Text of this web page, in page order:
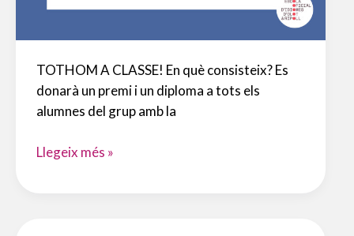
TOTHOM A CLASSE! En què consisteix? Es
donarà un premi i un diploma a tots els
alumnes del grup amb la
TOTHOM
Llegeix més »